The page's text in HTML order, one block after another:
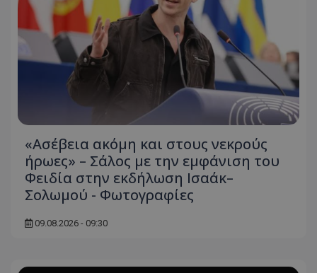
«Ασέβεια ακόμη και στους νεκρούς
ήρωες» – Σάλος με την εμφάνιση του
Φειδία στην εκδήλωση Ισαάκ–
Σολωμού - Φωτογραφίες
09.08.2026 - 09:30